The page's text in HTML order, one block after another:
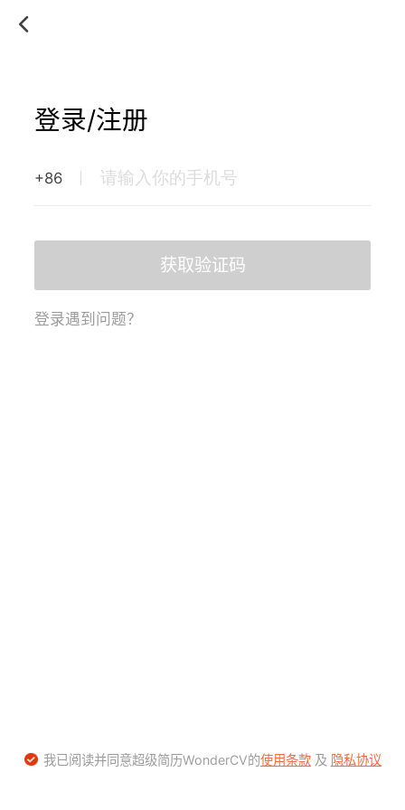
登录/注册
+86
获取验证码
登录遇到问题？
我已阅读并同意超级简历WonderCV的使用条款及 隐私协议